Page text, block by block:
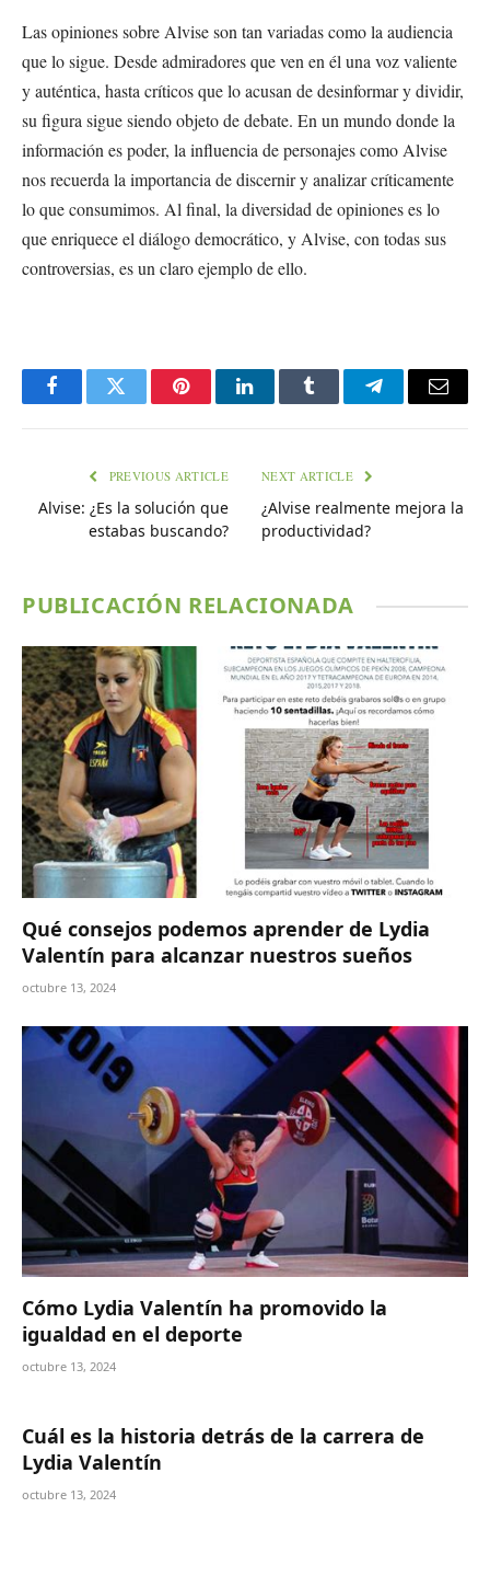
Las opiniones sobre Alvise son tan variadas como la audiencia
que lo sigue. Desde admiradores que ven en él una voz valiente
y auténtica, hasta críticos que lo acusan de desinformar y dividir,
su figura sigue siendo objeto de debate. En un mundo donde la
información es poder, la influencia de personajes como Alvise
nos recuerda la importancia de discernir y analizar críticamente
lo que consumimos. Al final, la diversidad de opiniones es lo
que enriquece el diálogo democrático, y Alvise, con todas sus
controversias, es un claro ejemplo de ello.
FacebookTwitter PinterestLinkedInTumblr TelegramEmail
PREVIOUS ARTICLE
Alvise: ¿Es la solución que
estabas buscando?
NEXT ARTICLE
¿Alvise realmente mejora la
productividad?
PUBLICACIÓN RELACIONADA
Qué consejos podemos aprender de Lydia
Valentín para alcanzar nuestros sueños
octubre 13, 2024
Cómo Lydia Valentín ha promovido la
igualdad en el deporte
octubre 13, 2024
Cuál es la historia detrás de la carrera de
Lydia Valentín
octubre 13, 2024